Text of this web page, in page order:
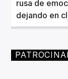
rusa de
dejando en